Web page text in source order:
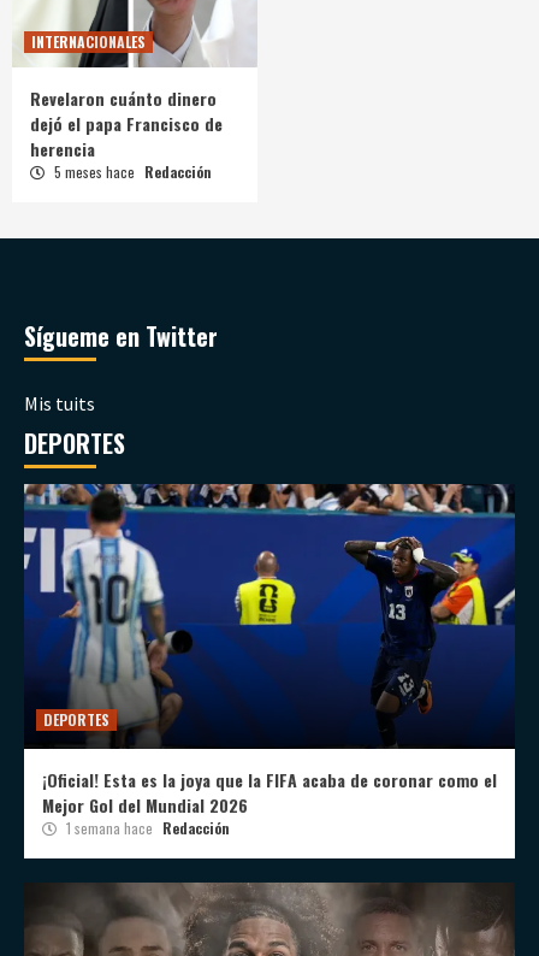
INTERNACIONALES
Revelaron cuánto dinero
dejó el papa Francisco de
herencia
5 meses hace Redacción
Sígueme en Twitter
Mis tuits
DEPORTES
DEPORTES
¡Oficial! Esta es la joya que la FIFA acaba de coronar como el
Mejor Gol del Mundial 2026
1 semana hace Redacción